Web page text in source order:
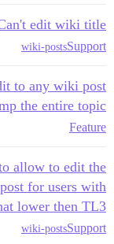
edit wiki title
Support
wiki-posts
to any wiki post
the entire topic?
Feature
allow to edit the
for users with
lower then TL3?
Support
wiki-posts